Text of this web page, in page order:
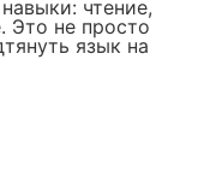
чтение,
Это не просто
язык на